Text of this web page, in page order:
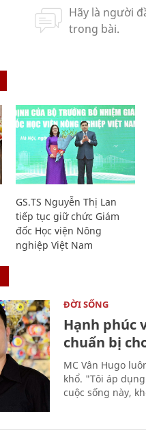
GS.TS Nguyễn Thị Lan
tiếp tục giữ chức Giám
đốc Học viện Nông
nghiệp Việt Nam
ĐỜI SỐNG
Hạnh phúc
chuẩn bị
MC Vân Hugo
khổ. "Tôi áp
cuộc sống này,